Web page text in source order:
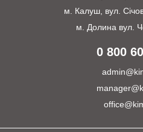
м. Калуш, вул.
м. Долина вул.
0 800